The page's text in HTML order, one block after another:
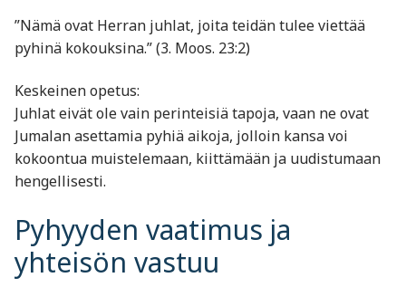
”Nämä ovat Herran juhlat, joita teidän tulee viettää
pyhinä kokouksina.” (3. Moos. 23:2)
Keskeinen opetus:
Juhlat eivät ole vain perinteisiä tapoja, vaan ne ovat
Jumalan asettamia pyhiä aikoja, jolloin kansa voi
kokoontua muistelemaan, kiittämään ja uudistumaan
hengellisesti.
Pyhyyden vaatimus ja
yhteisön vastuu